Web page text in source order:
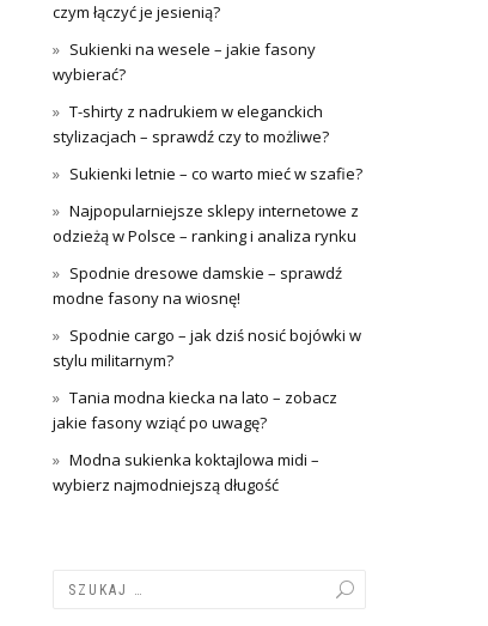
czym łączyć je jesienią?
Sukienki na wesele – jakie fasony
wybierać?
T-shirty z nadrukiem w eleganckich
stylizacjach – sprawdź czy to możliwe?
Sukienki letnie – co warto mieć w szafie?
Najpopularniejsze sklepy internetowe z
odzieżą w Polsce – ranking i analiza rynku
Spodnie dresowe damskie – sprawdź
modne fasony na wiosnę!
Spodnie cargo – jak dziś nosić bojówki w
stylu militarnym?
Tania modna kiecka na lato – zobacz
jakie fasony wziąć po uwagę?
Modna sukienka koktajlowa midi –
wybierz najmodniejszą długość